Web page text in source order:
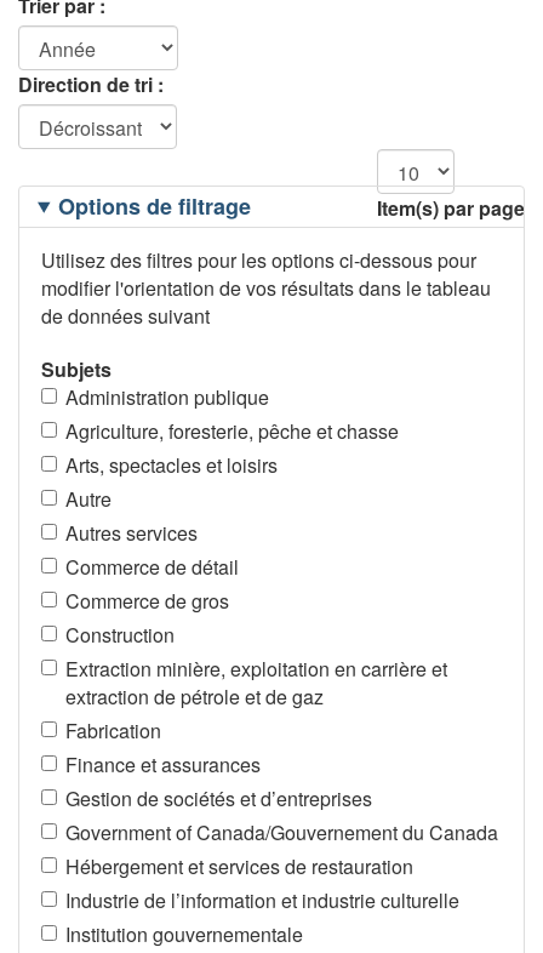
Direction de tri :
Item(s) par page
Filtrage
desOptions de filtrage
Utilisez des filtres pour les options ci-dessous pour
modifier l'orientation de vos résultats dans le tableau
de données suivant
Subjets
Administration publique
Agriculture, foresterie, pêche et chasse
Arts, spectacles et loisirs
Autre
Autres services
Commerce de détail
Commerce de gros
Construction
Extraction minière, exploitation en carrière et
extraction de pétrole et de gaz
Fabrication
Finance et assurances
Gestion de sociétés et d’entreprises
Government of Canada/Gouvernement du Canada
Hébergement et services de restauration
Industrie de l’information et industrie culturelle
Institution gouvernementale